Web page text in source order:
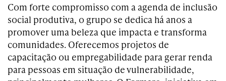
Com forte compromisso com a agenda de inclusão
social produtiva, o grupo se dedica há anos a
promover uma beleza que impacta e transforma
comunidades. Oferecemos projetos de
capacitação ou empregabilidade para gerar renda
para pessoas em situação de vulnerabilidade,